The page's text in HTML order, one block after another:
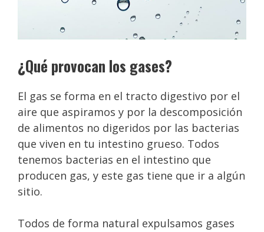
¿Qué provocan los gases?
El gas se forma en el tracto digestivo por el
aire que aspiramos y por la descomposición
de alimentos no digeridos por las bacterias
que viven en tu intestino grueso. Todos
tenemos bacterias en el intestino que
producen gas, y este gas tiene que ir a algún
sitio.
Todos de forma natural expulsamos gases